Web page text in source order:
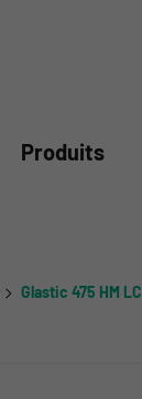
Produits
Glastic 475 HM LC